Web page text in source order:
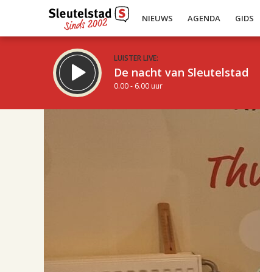
NIEUWS AGENDA GIDS
LUISTER LIVE:
De nacht van Sleutelstad
0.00 - 6.00 uur